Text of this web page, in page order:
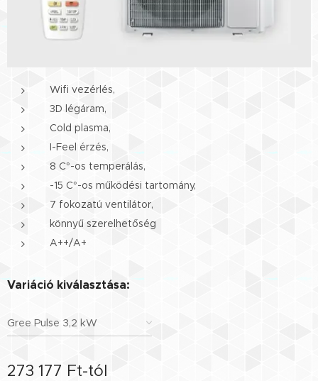
Wifi vezérlés,
3D légáram,
Cold plasma,
I-Feel érzés,
8 C°-os temperálás,
-15 C°-os működési tartomány,
7 fokozatú ventilátor,
könnyű szerelhetőség
A++/A+
Variáció kiválasztása:
Gree Pulse 3,2 kW
273 177 Ft-tól